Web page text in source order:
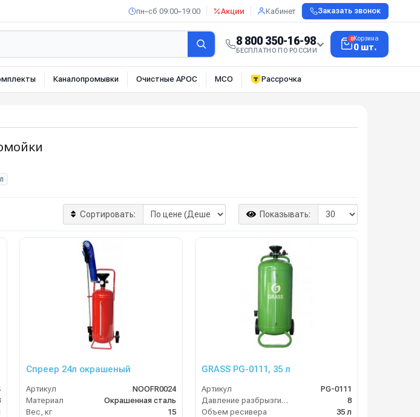
пн–сб 09:00–19:00 Акции Кабинет Заказать звонок
8 800 350-16-98
БЕСПЛАТНО ПО РОССИИ
0Корзина
0 шт.
Каналопромывки Очистные АРОС МСО Рассрочка
Сортировать: Показывать:
Спреер 24л окрашеный
Артикул
NOOFR0024
Материал
Окрашенная сталь
Вес, кг
15
GRASS PG-0111, 35 л
Артикул
PG-0111
Давление разбрызгивания (бар)
8
Объем ресивера
35 л